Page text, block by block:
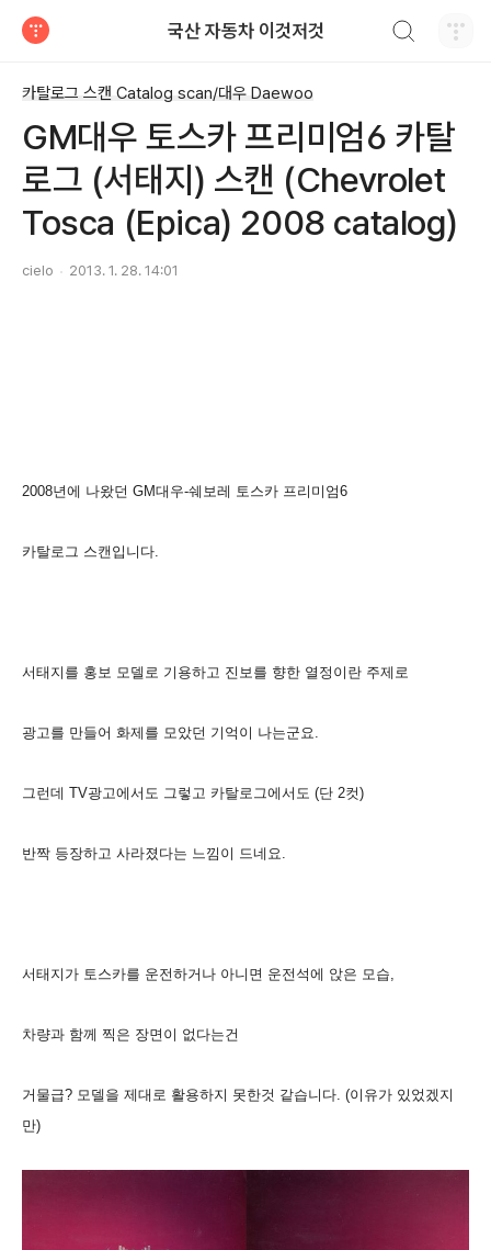
국산 자동차 이것저것
카탈로그 스캔 Catalog scan/대우 Daewoo
GM대우 토스카 프리미엄6 카탈
로그 (서태지) 스캔 (Chevrolet
Tosca (Epica) 2008 catalog)
cielo 2013. 1. 28. 14:01
2008년에 나왔던 GM대우-쉐보레 토스카 프리미엄6
카탈로그 스캔입니다.
서태지를 홍보 모델로 기용하고 진보를 향한 열정이란 주제로
광고를 만들어 화제를 모았던 기억이 나는군요.
그런데 TV광고에서도 그렇고 카탈로그에서도 (단 2컷)
반짝 등장하고 사라졌다는 느낌이 드네요.
서태지가 토스카를 운전하거나 아니면 운전석에 앉은 모습,
차량과 함께 찍은 장면이 없다는건
거물급? 모델을 제대로 활용하지 못한것 같습니다. (이유가 있었겠지
만)